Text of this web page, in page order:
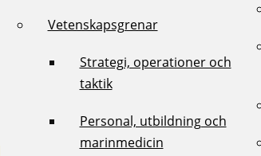
Vetenskapsgrenar
Strategi, operationer och
taktik
Personal, utbildning och
marinmedicin